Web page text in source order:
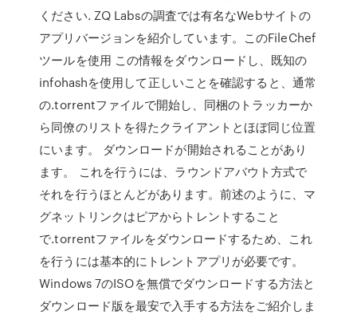
ください. ZQ Labsの調査では有名なWebサイトの
アプリバージョンを紹介しています。このFileChef
ツールを使用 この情報をダウンロードし、既知の
infohashを使用して正しいことを確認すると、通常
の.torrentファイルで開始し、同梱のトラッカーか
ら同僚のリストを得たクライアントとほぼ同じ位置
にいます。 ダウンロードが開始されることがあり
ます。 これを行うには、ラウンドアバウト方式で
それを行うほとんどがあります。前述のように、マ
グネットリンクはピアからトレントすること
で.torrentファイルをダウンロードするため、これ
を行うには基本的にトレントアプリが必要です。
Windows 7のISOを無償でダウンロードする方法と
ダウンロード版を最安で入手する方法をご紹介しま